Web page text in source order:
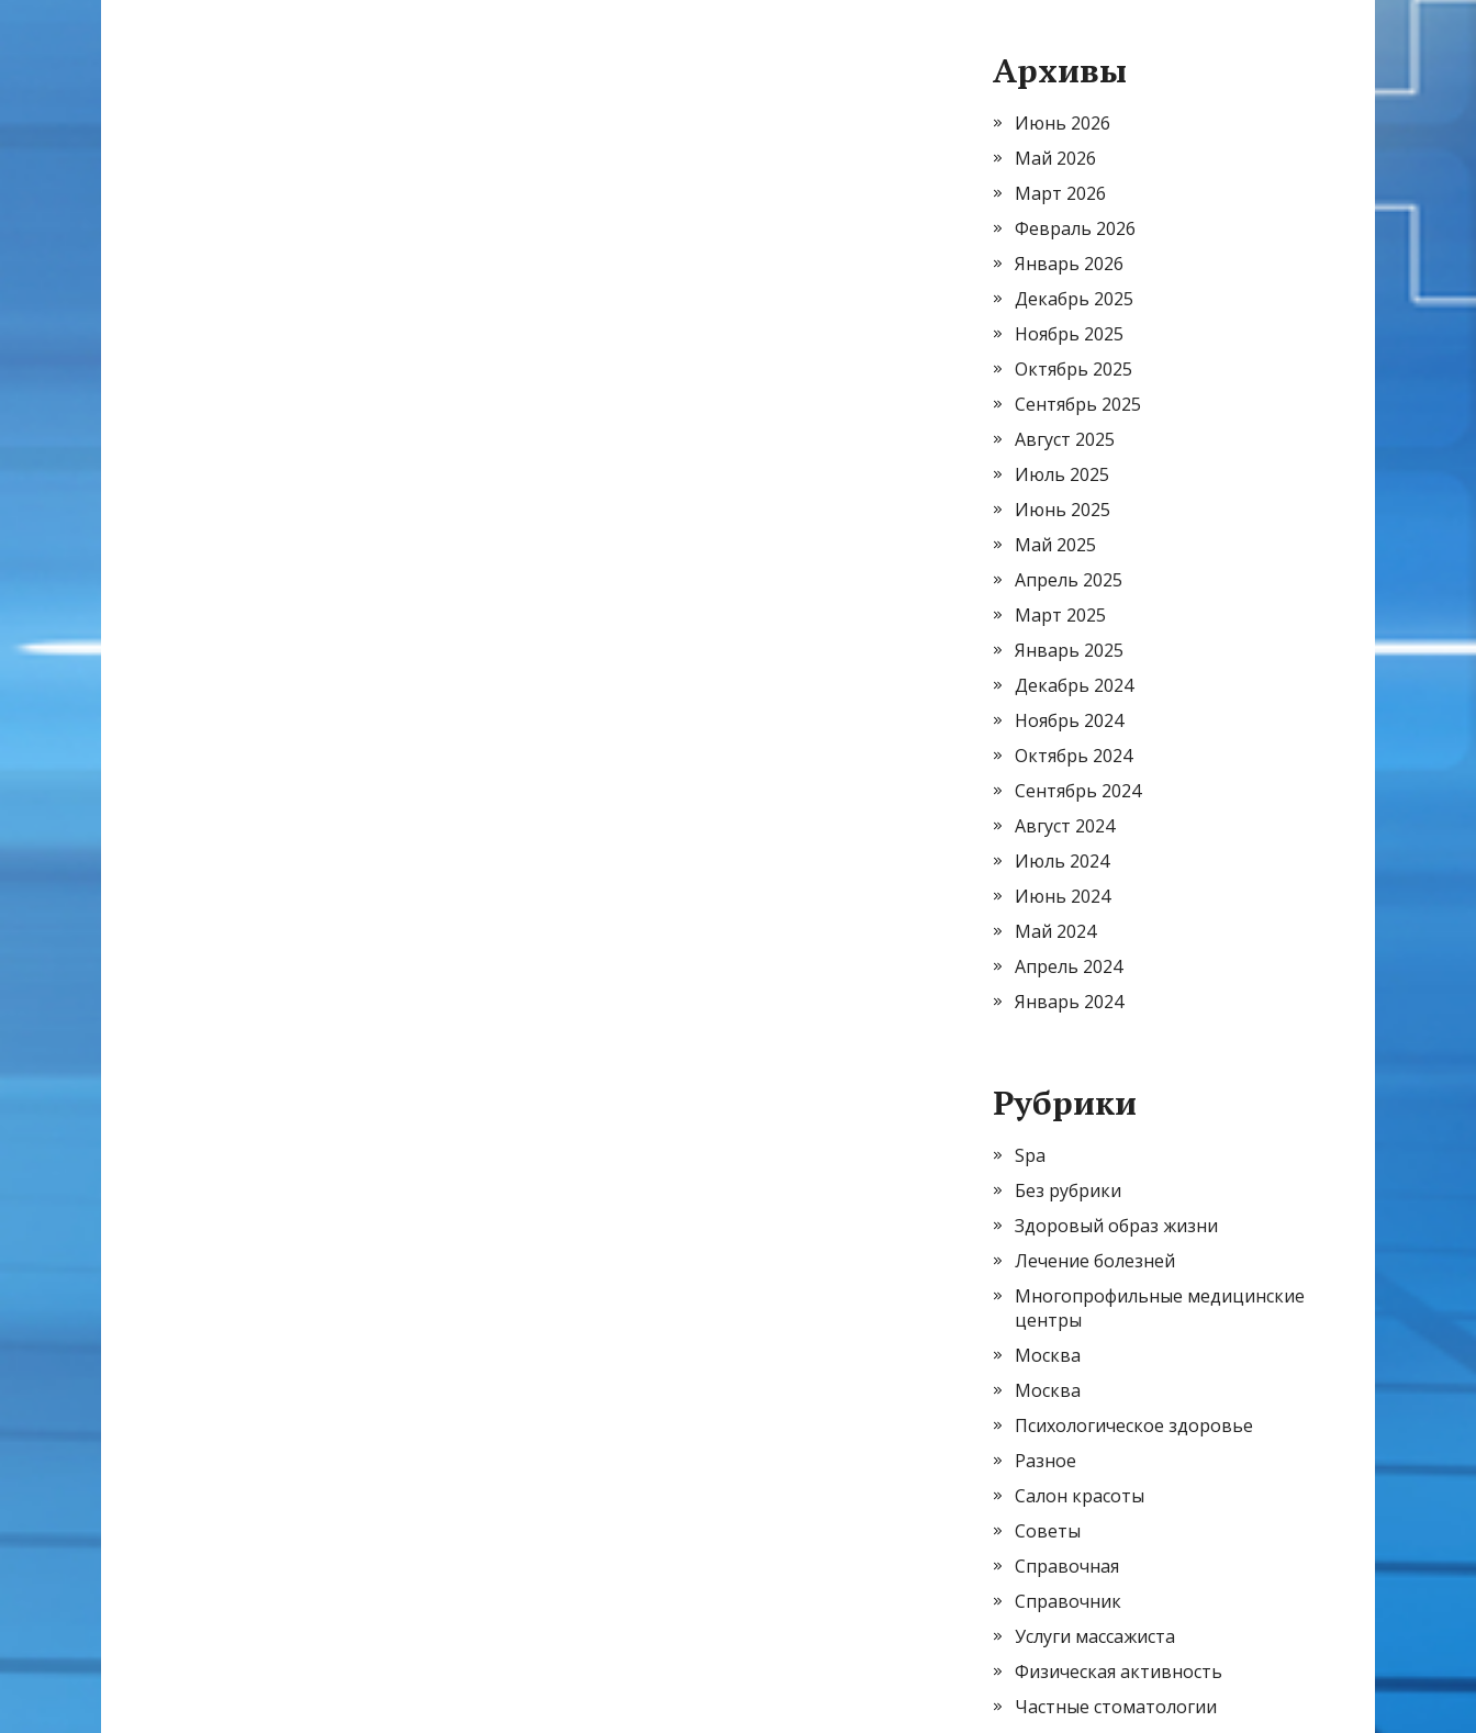
Архивы
Июнь 2026
Май 2026
Март 2026
Февраль 2026
Январь 2026
Декабрь 2025
Ноябрь 2025
Октябрь 2025
Сентябрь 2025
Август 2025
Июль 2025
Июнь 2025
Май 2025
Апрель 2025
Март 2025
Январь 2025
Декабрь 2024
Ноябрь 2024
Октябрь 2024
Сентябрь 2024
Август 2024
Июль 2024
Июнь 2024
Май 2024
Апрель 2024
Январь 2024
Рубрики
Spa
Без рубрики
Здоровый образ жизни
Лечение болезней
Многопрофильные медицинские
центры
Москва
Москва
Психологическое здоровье
Разное
Салон красоты
Советы
Справочная
Справочник
Услуги массажиста
Физическая активность
Частные стоматологии